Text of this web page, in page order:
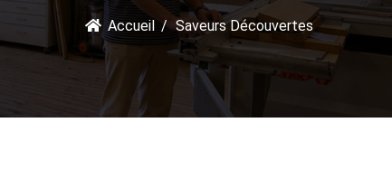
Accueil Saveurs Découvertes